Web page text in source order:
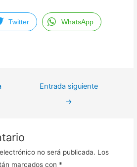
Twitter WhatsApp
Entrada siguiente
→
no será publicada. Los
marcados con *